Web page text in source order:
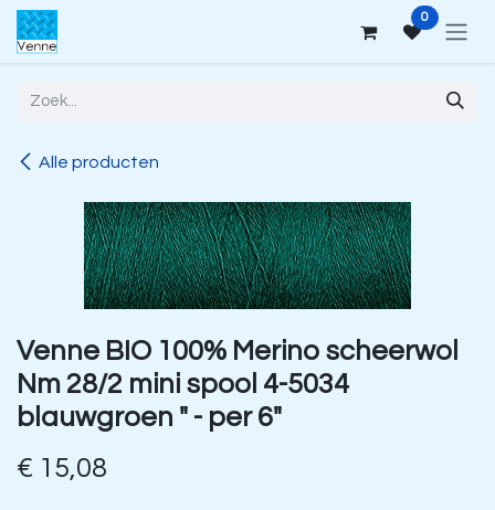
Overslaan naar inhoud 0
Alle producten
Venne BIO 100% Merino scheerwol
Nm 28/2 mini spool 4-5034
blauwgroen " - per 6"
€ 15,08